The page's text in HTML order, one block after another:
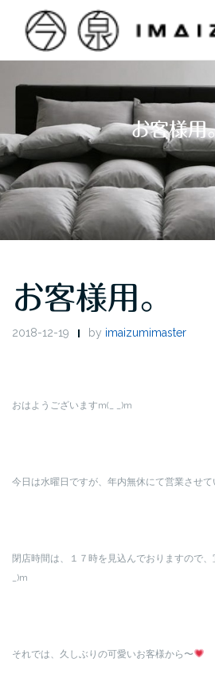
content
お客様用
お客様用。
2018-12-19 by imaizumimaster
おはようございますm(_ _)m
今日は水曜日ですが、年内無休にて営業させ
閉店時間は、１７時を見込んでおりますので、
_)m
それでは、久しぶりの可愛いお客様から〜